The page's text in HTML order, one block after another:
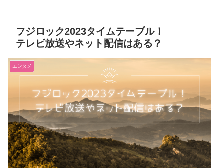
フジロック2023タイムテーブル！
テレビ放送やネット配信はある？
エンタメ